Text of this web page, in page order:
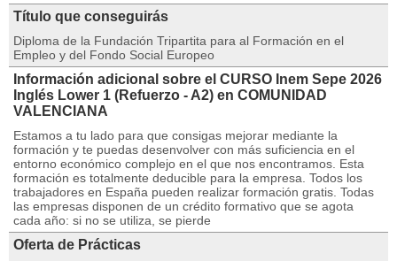
Título que conseguirás
Diploma de la Fundación Tripartita para al Formación en el
Empleo y del Fondo Social Europeo
Información adicional sobre el CURSO Inem Sepe 2026
Inglés Lower 1 (Refuerzo - A2) en COMUNIDAD
VALENCIANA
Estamos a tu lado para que consigas mejorar mediante la
formación y te puedas desenvolver con más suficiencia en el
entorno económico complejo en el que nos encontramos. Esta
formación es totalmente deducible para la empresa. Todos los
trabajadores en España pueden realizar formación gratis. Todas
las empresas disponen de un crédito formativo que se agota
cada año: si no se utiliza, se pierde
Oferta de Prácticas